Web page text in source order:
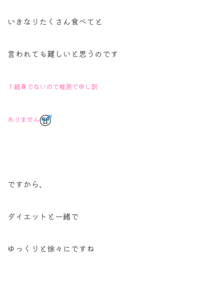
いきなりたくさん食べてと
言われても難しいと思うのです
↑細身でないので推測で申し訳
ありません
ですから、
ダイエットと一緒で
ゆっくりと徐々にですね